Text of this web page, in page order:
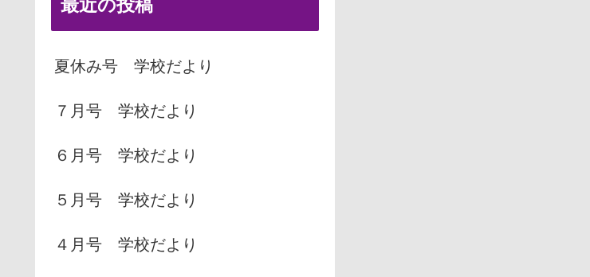
最近の投稿
夏休み号 学校だより
７月号 学校だより
６月号 学校だより
５月号 学校だより
４月号 学校だより